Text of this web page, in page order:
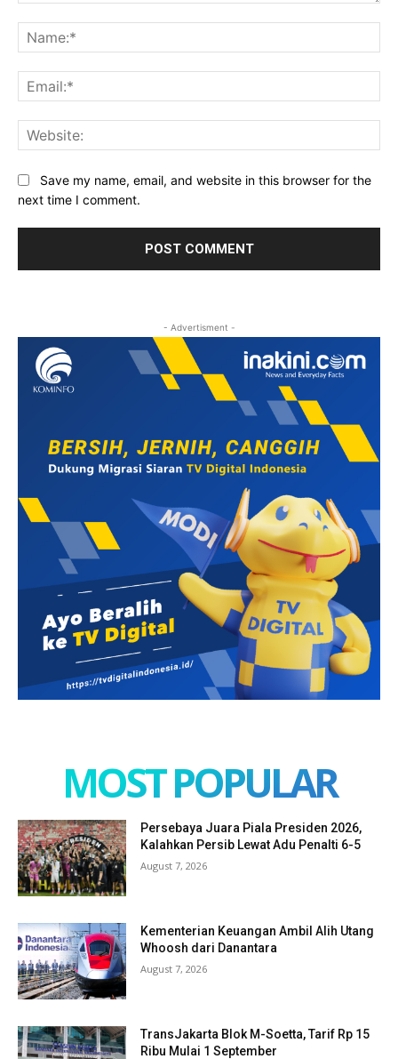
Save my name, email, and website in this browser for the
next time I comment.
- Advertisment -
MOST POPULAR
Persebaya Juara Piala Presiden 2026,
Kalahkan Persib Lewat Adu Penalti 6-5
August 7, 2026
Kementerian Keuangan Ambil Alih Utang
Whoosh dari Danantara
August 7, 2026
TransJakarta Blok M-Soetta, Tarif Rp 15
Ribu Mulai 1 September